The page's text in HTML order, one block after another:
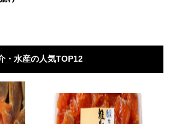
・水産の人気TOP12